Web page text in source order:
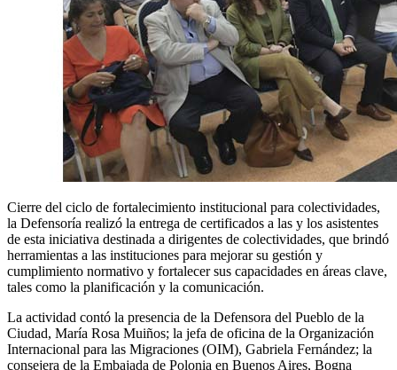
Cierre del ciclo de fortalecimiento institucional para colectividades,
la Defensoría realizó la entrega de certificados a las y los asistentes
de esta iniciativa destinada a dirigentes de colectividades, que brindó
herramientas a las instituciones para mejorar su gestión y
cumplimiento normativo y fortalecer sus capacidades en áreas clave,
tales como la planificación y la comunicación.
La actividad contó la presencia de la Defensora del Pueblo de la
Ciudad, María Rosa Muiños; la jefa de oficina de la Organización
Internacional para las Migraciones (OIM), Gabriela Fernández; la
consejera de la Embajada de Polonia en Buenos Aires, Bogna